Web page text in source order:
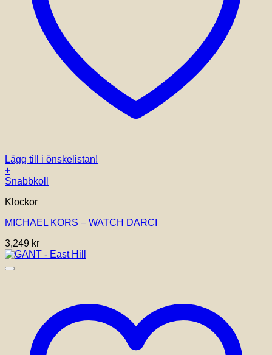
Lägg till i önskelistan!
+
Snabbkoll
Klockor
MICHAEL KORS – WATCH DARCI
3,249 kr